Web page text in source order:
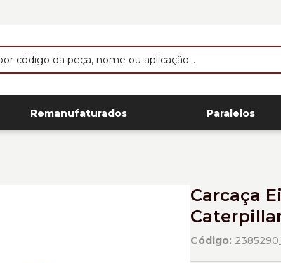
Remanufaturados Paralelos
Carcaça
Código: